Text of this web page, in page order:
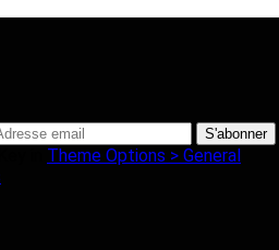
Theme Options > General